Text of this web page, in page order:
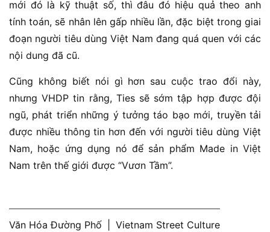
mới đó là kỹ thuật số, thì đâu đó hiệu quả theo anh
tính toán, sẽ nhân lên gấp nhiều lần, đặc biệt trong giai
đoạn người tiêu dùng Việt Nam đang quá quen với các
nội dung đã cũ.
Cũng không biết nói gì hơn sau cuộc trao đổi này,
nhưng VHDP tin rằng, Ties sẽ sớm tập hợp được đội
ngũ, phát triển những ý tưởng táo bạo mới, truyền tải
được nhiều thông tin hơn đến với người tiêu dùng Việt
Nam, hoặc ứng dụng nó để sản phẩm Made in Việt
Nam trên thế giới được “Vươn Tầm”.
Văn Hóa Đường Phố
Vietnam Street Culture